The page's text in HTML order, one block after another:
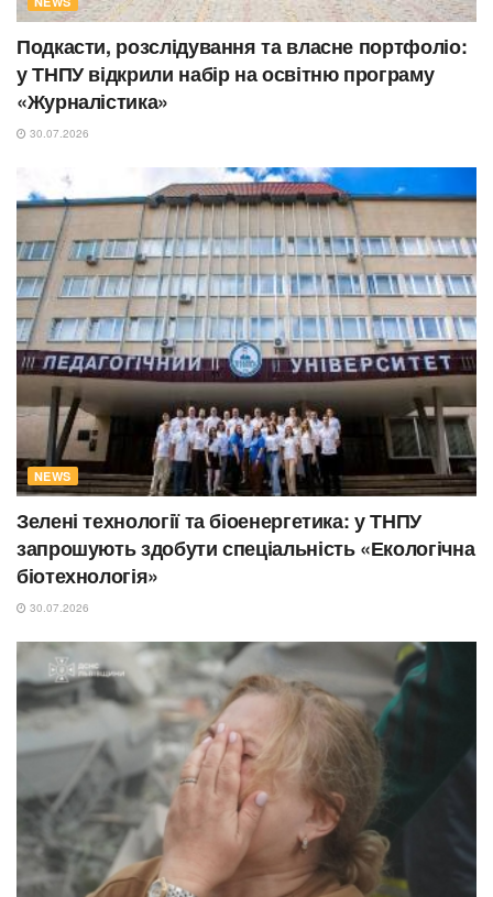
Подкасти, розслідування та власне портфоліо:
у ТНПУ відкрили набір на освітню програму
«Журналістика»
30.07.2026
NEWS
Зелені технології та біоенергетика: у ТНПУ
запрошують здобути спеціальність «Екологічна
біотехнологія»
30.07.2026